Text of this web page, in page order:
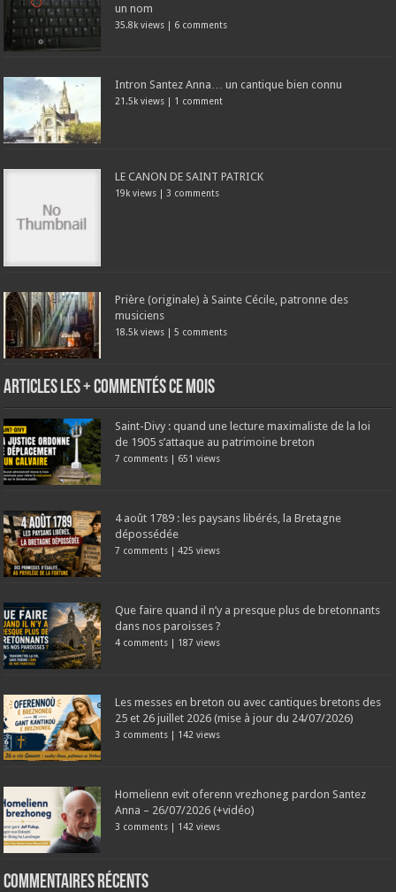
un nom
35.8k views | 6 comments
Intron Santez Anna… un cantique bien connu
21.5k views | 1 comment
LE CANON DE SAINT PATRICK
19k views | 3 comments
Prière (originale) à Sainte Cécile, patronne des
musiciens
18.5k views |5 comments
Articles les + commentés ce mois
Saint-Divy : quand une lecture maximaliste de la loi
de 1905 s’attaque au patrimoine breton
7 comments | 651 views
4 août 1789 : les paysans libérés, la Bretagne
dépossédée
7 comments |425 views
Que faire quand il n’y a presque plus de bretonnants
dans nos paroisses ?
4 comments | 187 views
Les messes en breton ou avec cantiques bretons des
25 et 26 juillet 2026 (mise à jour du 24/07/2026)
3 comments | 142 views
Homelienn evit oferenn vrezhoneg pardon Santez
Anna – 26/07/2026 (+vidéo)
3 comments | 142 views
Commentaires récents